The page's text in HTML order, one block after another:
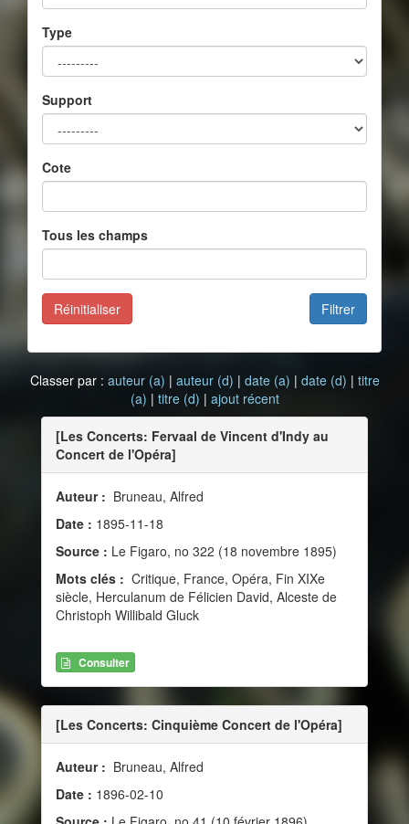
Type
Support
Cote
Tous les champs
Filtrer
Réinitialiser
Classer par : auteur (a) | auteur (d) | date (a) | date (d) | titre
(a) | titre (d) | ajout récent
[Les Concerts: Fervaal de Vincent d'Indy au
Concert de l'Opéra]
Auteur : Bruneau, Alfred
Date : 1895-11-18
Source : Le Figaro, no 322 (18 novembre 1895)
Mots clés : Critique, France, Opéra, Fin XIXe
siècle, Herculanum de Félicien David, Alceste de
Christoph Willibald Gluck
Consulter
[Les Concerts: Cinquième Concert de l'Opéra]
Auteur : Bruneau, Alfred
Date : 1896-02-10